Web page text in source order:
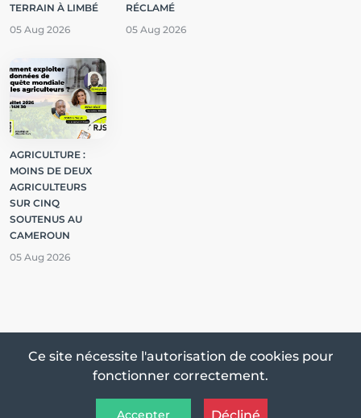
TERRAIN À LIMBÉ
05 Aug 2026
RÉCLAMÉ
05 Aug 2026
AGRICULTURE :
MOINS DE DEUX
AGRICULTEURS
SUR CINQ
SOUTENUS AU
CAMEROUN
05 Aug 2026
Tous droits réservés © 2026 Sciences Watch Infos
Termes et conditions Support Confidentialité
Ce site nécessite l'autorisation de cookies pour
fonctionner correctement.